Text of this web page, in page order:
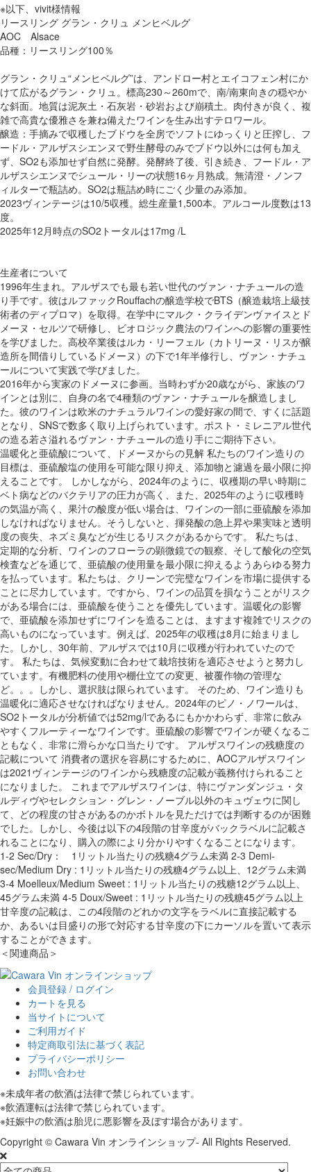
※以下、vivit様情報
リースリング グラン・クリュ メンヒベルグ
AOC Alsace
品種：リースリング100％
グラン・クリュ“メンヒベルグ”は、アンドロー村とエイコフェン村にか
けて広がるグラン・クリュ。標高230～260mで、南/南東向きの穏やか
な斜面。地質は泥灰土・石灰岩・砂岩および崩積土。肉付きが良く、複
雑で高貴な優雅さを兼ね備えたワインを生み出すテロワール。
醸造：手摘みで収穫したブドウを全房でソフトにゆっくりと圧搾し、フ
ードル・アルザスシエンヌで野生酵母のみでブドウ以外には何も加え
ず、SO2も添加せず自然に発酵。発酵終了後、引き続き、フードル・ア
ルザスシエンヌでシュール・リーの状態16ヶ月熟成。無清澄・ノンフ
ィルターで瓶詰め。SO2は瓶詰め時にごく少量のみ添加。
2023ヴィンテージは10/5収穫。総生産量1,500本。アルコール度数は13
度。
2025年12月時点のSO2トータルは17mg /L
生産者について
1996年生まれ。アルザスでも最も若い世代のヴァン・ナチュールの造
り手です。彼はルファックRouffachの醸造学校でBTS（醸造栽培上級技
術者のディプロマ）を取得。在学中にマルク・クライデンヴァイスとド
メーヌ・セルツで研修し、ビオロジック農法のワインへの影響の重要性
を学びました。高校卒業後はルカ・リーフェル（カトリーヌ・リスが醸
造所を間借りしているドメーヌ）の下で1年半修行し、ヴァン・ナチュ
ールについて実践で学びました。
2016年から実家のドメーヌに参画。当時わずか20歳ながら、家族のワ
インとは別に、自身の名で4種類のヴァン・ナチュールを醸造しまし
た。彼のワインは欧米のナチュラルワインの愛好家の間で、すくに話題
となり、SNSで数多く取り上げられています。ポスト・ミレニアル世代
の造る若さ溢れるヴァン・ナチュールの造り手にご期待下さい。
温暖化と亜硫酸について、ドメーヌからの見解 私たちのワイン造りの
目標は、亜硫酸塩の使用を可能な限り抑え、添加物と濾過を最小限に抑
えることです。 しかしながら、2024年のように、収穫期の早い時期に
ベト病などのバクテリアの圧力が高く、また、2025年のように収穫時
の気温が高く、果汁の酸度が低い場合は、ワインの一部に亜硫酸を添加
しなければなりません。そうしないと、揮発酸の急上昇や果実味と透明
度の喪失、ネズミ臭などが生じるリスクがあるからです。 私たちは、
定期的な分析、ワインのフローラの顕微鏡での観察、そして酸化の空気
検査などを通じて、亜硫酸の使用量を最小限に抑えるようあらゆる努力
を払っています。私たちは、クリーンで完璧なワインを市場に提供する
ことに尽力しています。ですから、ワインの品質を損なうことがリスク
がある場合には、亜硫酸を使うことを優先しています。温暖化の影響
で、亜硫酸を添加せずにワインを造ることは、ますます複雑でリスクの
高いものになっています。例えば、2025年の収穫は8月に始まりまし
た。しかし、30年前、アルザスでは10月に収穫が行われていたので
す。 私たちは、気候変動に合わせて栽培技術を適応させようと努力し
ています。有機肥料の使用や棚仕立ての変更、被覆作物の管理な
ど。。。しかし、選択肢は限られています。 そのため、ワイン造りも
温暖化に適応させなければなりません。2024年のピノ・ノワールは、
SO2トータルが分析値では52mg/lであるにもかかわらず、非常に飲み
やすくフルーティーなワインです。亜硫酸の影響でワインが硬くなるこ
ともなく、非常に滑らかな口当たりです。 アルザスワインの残糖度の
記載について 消費者の選択を容易にするために、AOCアルザスワイン
は2021ヴィンテージのワインから残糖度の記載が義務付けられること
になりました。 これまでアルザスワインは、特にヴァンダンジュ・タ
ルディヴやセレクション・グレン・ノーブル以外のキュヴェウに関し
て、どの程度の甘さがあるのかボトルを見ただけでは判断するのが困難
でした。しかし、今後は以下の4段階の甘辛度がバックラベルに記載さ
れることになり、購入の際により分かりやすくなることになります。
1-2 Sec/Dry： 1リットル当たりの残糖4グラム未満 2-3 Demi-
sec/Medium Dry : 1リットル当たりの残糖4グラム以上、12グラム未満
3-4 Moelleux/Medium Sweet : 1リットル当たりの残糖12グラム以上、
45グラム未満 4-5 Doux/Sweet : 1リットル当たりの残糖45グラム以上
甘辛度の記載は、この4段階のどれかの文字をラベルに直接記載する
か、あるいは目盛りの形で対応する甘辛度の下にカーソルを置いて表示
することができます。
＜関連商品＞
会員登録 / ログイン
カートを見る
当サイトについて
ご利用ガイド
特定商取引法に基づく表記
プライバシーポリシー
お問い合わせ
※未成年者の飲酒は法律で禁じられています。
※飲酒運転は法律で禁じられています。
※妊娠中の飲酒は胎児に悪影響を及ぼす場合があります。
Copyright © Cawara Vin オンラインショップ- All Rights Reserved.